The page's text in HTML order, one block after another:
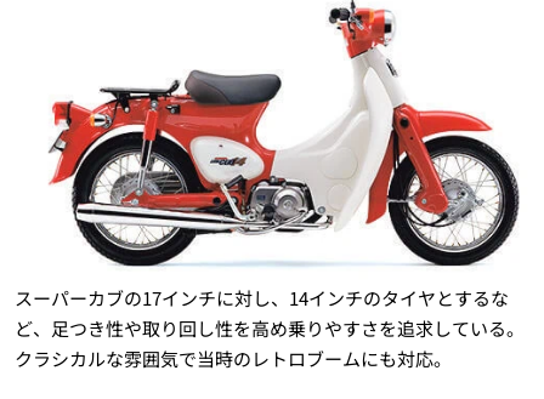
スーパーカブの17インチに対し、14インチのタイヤとするな
ど、足つき性や取り回し性を高め乗りやすさを追求している。
クラシカルな雰囲気で当時のレトロブームにも対応。